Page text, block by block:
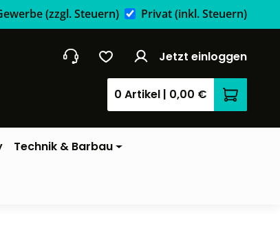
(zzgl. Steuern) Privat(inkl. Steuern)
Jetzt einloggen
0 Artikel | 0,00 €
Technik & Barbau